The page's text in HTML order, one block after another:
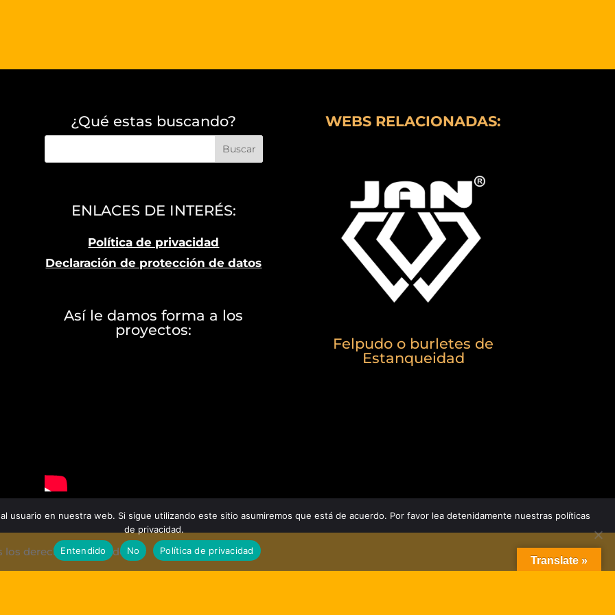
¿Qué estas buscando?
ENLACES DE INTERÉS:
Política de privacidad
Declaración de protección de datos
Así le damos forma a los
proyectos:
WEBS RELACIONADAS:
Felpudo o burletes de
Estanqueidad
los derechos reservados.
Translate »
usuario en nuestra web. Si sigue utilizando este sitio asumiremos que está de acuerdo. Por favor lea detenidamente nuestras políticas
de privacidad.
Entendido
No Política de privacidad